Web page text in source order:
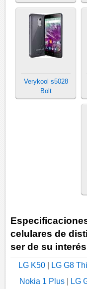
Verykool s5028
Bolt
celulares de
ser de su
LG K50 LG G8
Nokia 1 Plus
LG